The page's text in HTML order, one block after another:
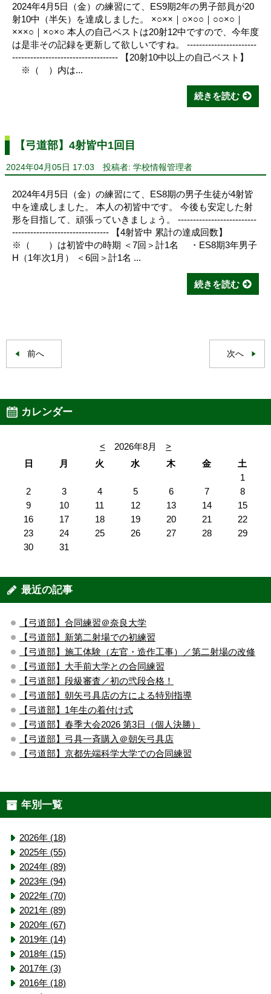
2024年4月5日（金）の練習にて、ES9期2年の男子部員が20
射10中（半矢）を達成しました。 ×○××｜○×○○｜○○×○｜
×××○｜×○×○ 本人の自己ベストは20射12中ですので、今年度
は是非その記録を更新して欲しいですね。 -----------------------
----------------------------------- 【20射10中以上の自己ベスト】
※（ ）内は...
続きを読む
【弓道部】4射皆中1回目
2024年04月05日 17:03 投稿者: 学校情報管理者
2024年4月5日（金）の練習にて、ES8期の男子生徒が4射皆
中を達成しました。 本人の初皆中です。 今後も安定した射
形を目指して、頑張っていきましょう。 --------------------------
-------------------------------- 【4射皆中 累計の達成回数】
※（ ）は初皆中の時期 ＜7回＞計1名 ・ES8期3年男子
H（1年次1月） ＜6回＞計1名 ...
続きを読む
前へ 次へ
カレンダー
< 2026年8月
>
日
月 火 水 木 金
土
1
2
3 4 5 6 7
8
9
10 11 12 13 14
15
16
17 18 19 20 21
22
23
24 25 26 27 28
29
30
31
最近の記事
【弓道部】合同練習＠奈良大学
【弓道部】新第二射場での初練習
【弓道部】施工体験（左官・造作工事）／第二射場の改修
【弓道部】大手前大学との合同練習
【弓道部】段級審査／初の弐段合格！
【弓道部】朝矢弓具店の方による特別指導
【弓道部】1年生の着付け式
【弓道部】春季大会2026 第3日（個人決勝）
【弓道部】弓具一斉購入＠朝矢弓具店
【弓道部】京都先端科学大学での合同練習
年別一覧
2026年 (18)
2025年 (55)
2024年 (89)
2023年 (94)
2022年 (70)
2021年 (89)
2020年 (67)
2019年 (14)
2018年 (15)
2017年 (3)
2016年 (18)